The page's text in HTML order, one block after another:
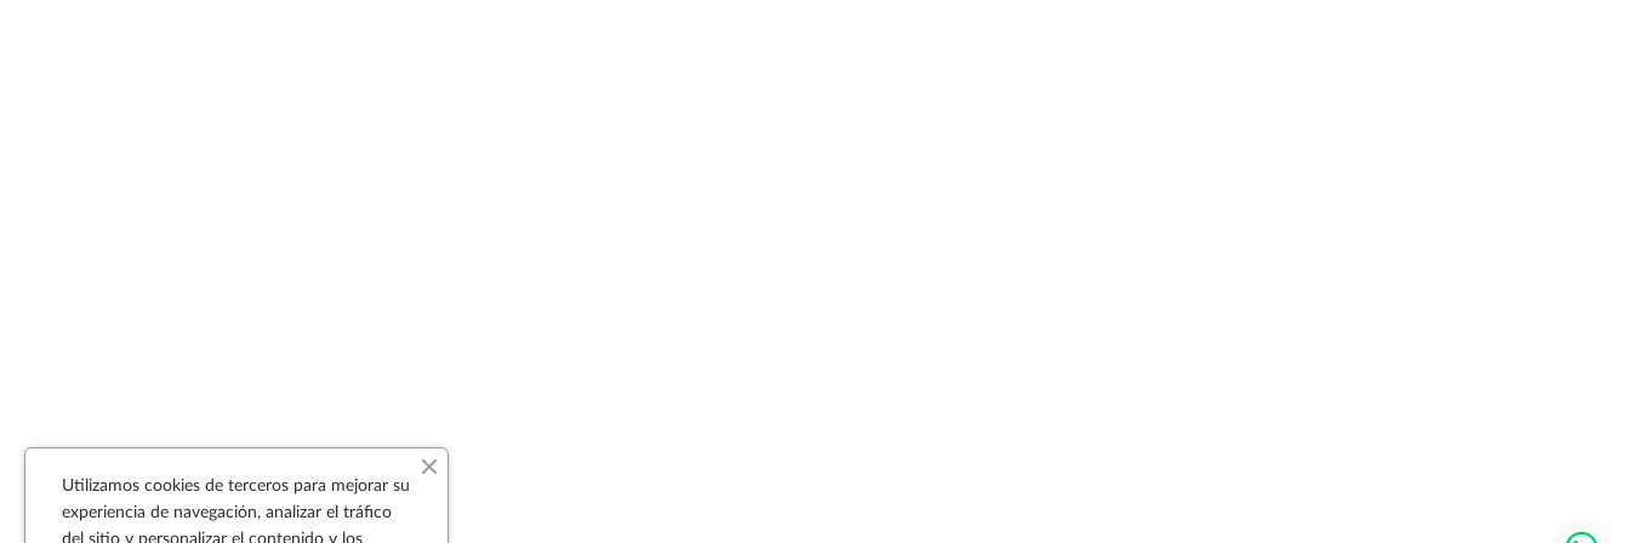
Utilizamos cookies de terceros para mejorar su
experiencia de navegación, analizar el tráfico
del sitio y personalizar el contenido y los